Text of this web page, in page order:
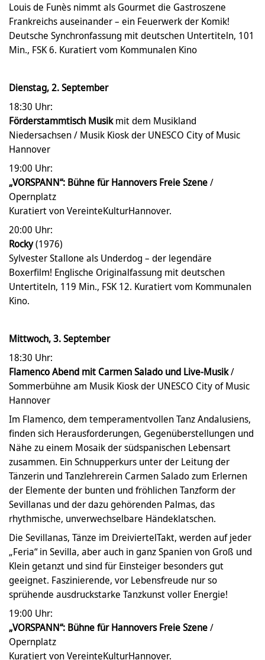
Louis de Funès nimmt als Gourmet die Gastroszene
Frankreichs auseinander – ein Feuerwerk der Komik!
Deutsche Synchronfassung mit deutschen Untertiteln, 101
Min., FSK 6. Kuratiert vom Kommunalen Kino
Dienstag, 2. September
18:30 Uhr:
Förderstammtisch Musikmit dem Musikland
Niedersachsen / Musik Kiosk der UNESCO City of Music
Hannover
19:00 Uhr:
„VORSPANN“: Bühne für Hannovers Freie Szene/
Opernplatz
Kuratiert von VereinteKulturHannover.
20:00 Uhr:
Rocky(1976)
Sylvester Stallone als Underdog – der legendäre
Boxerfilm! Englische Originalfassung mit deutschen
Untertiteln, 119 Min., FSK 12. Kuratiert vom Kommunalen
Kino.
Mittwoch, 3. September
18:30 Uhr:
Flamenco Abend mit Carmen Salado und Live-Musik/
Sommerbühne am Musik Kiosk der UNESCO City of Music
Hannover
Im Flamenco, dem temperamentvollen Tanz Andalusiens,
finden sich Herausforderungen, Gegenüberstellungen und
Nähe zu einem Mosaik der südspanischen Lebensart
zusammen. Ein Schnupperkurs unter der Leitung der
Tänzerin und Tanzlehrerein Carmen Salado zum Erlernen
der Elemente der bunten und fröhlichen Tanzform der
Sevillanas und der dazu gehörenden Palmas, das
rhythmische, unverwechselbare Händeklatschen.
Die Sevillanas, Tänze im DreiviertelTakt, werden auf jeder
„Feria“ in Sevilla, aber auch in ganz Spanien von Groß und
Klein getanzt und sind für Einsteiger besonders gut
geeignet. Faszinierende, vor Lebensfreude nur so
sprühende ausdruckstarke Tanzkunst voller Energie!
19:00 Uhr:
„VORSPANN“: Bühne für Hannovers Freie Szene/
Opernplatz
Kuratiert von VereinteKulturHannover.